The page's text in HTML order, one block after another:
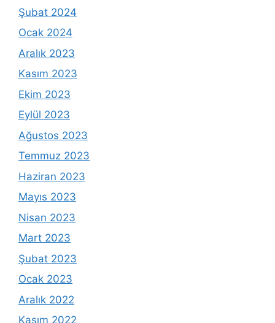
Şubat 2024
Ocak 2024
Aralık 2023
Kasım 2023
Ekim 2023
Eylül 2023
Ağustos 2023
Temmuz 2023
Haziran 2023
Mayıs 2023
Nisan 2023
Mart 2023
Şubat 2023
Ocak 2023
Aralık 2022
Kasım 2022